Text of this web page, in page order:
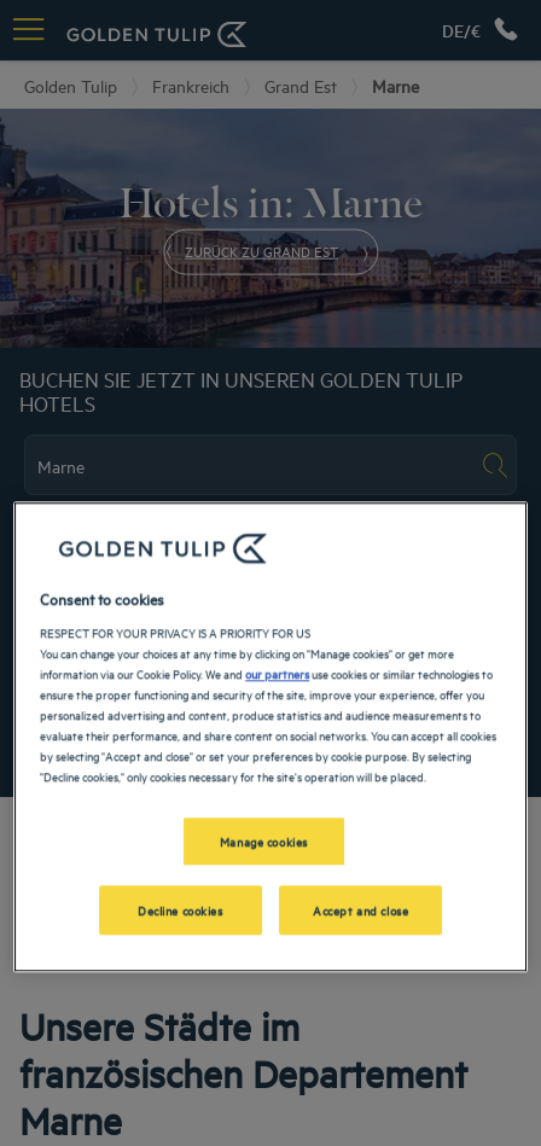
DE/€
Golden Tulip Frankreich Grand Est Marne
Hotels in: Marne
ZURÜCK ZU GRAND EST
BUCHEN SIE JETZT IN UNSEREN GOLDEN TULIP
HOTELS
FINDEN SIE EIN HOTEL
Spezialcode hinzufügen
Unsere Golden Tulip Hotels heißen Sie zu Ihrem Aufenthalt in dieser Enklave der
Unsere Städte im
französischen Departement
Marne
Consent to cookies
RESPECT FOR YOUR PRIVACY IS A PRIORITY FOR US
You can change your choices at any time by clicking on "Manage cookies" or get more
information via our Cookie Policy. We andour partnersuse cookies or similar technologies to
ensure the proper functioning and security of the site, improve your experience, offer you
personalized advertising and content, produce statistics and audience measurements to
evaluate their performance, and share content on social networks. You can accept all cookies
by selecting "Accept and close" or set your preferences by cookie purpose. By selecting
"Decline cookies," only cookies necessary for the site's operation will be placed.
Manage cookies
Decline cookies Accept and close